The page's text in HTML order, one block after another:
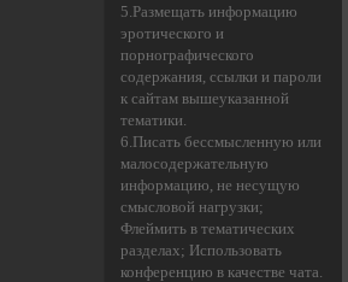
5.Размещать информацию
эротического и
порнографического
содержания, ссылки и пароли
к сайтам вышеуказанной
тематики.
6.Писать бессмысленнyю или
малосодеpжательнyю
инфоpмацию, не несущую
смысловой нагрузки;
Флеймить в тематических
разделах; Использовать
конференцию в качестве чата.